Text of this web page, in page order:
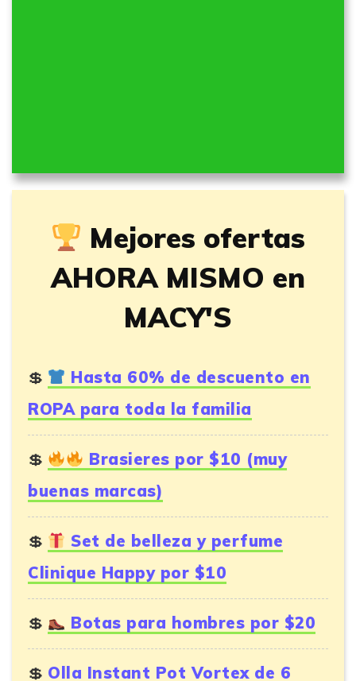
Mejores ofertas
AHORA MISMO en
MACY'S
Hasta 60% de descuento en
ROPA para toda la familia
Brasieres por $10 (muy
buenas marcas)
Set de belleza y perfume
Clinique Happy por $10
Botas para hombres por $20
Olla Instant Pot Vortex de 6